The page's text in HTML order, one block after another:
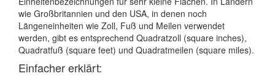
wie Großbritannien und den USA, in denen noch
Längeneinheiten wie Zoll, Fuß und Meilen verwendet
werden, gibt es entsprechend Quadratzoll (square inches),
Quadratfuß (square feet) und Quadratmeilen (square miles).
Einfacher erklärt: